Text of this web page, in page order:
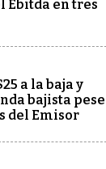
Ebitda en tres
a la baja y
bajista pese
del Emisor